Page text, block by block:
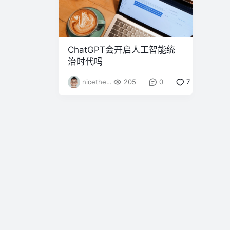
ChatGPT会开启人工智能统
治时代吗
nicethem
205 0 7